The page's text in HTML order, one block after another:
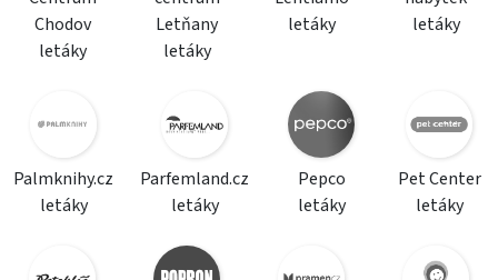
Chodov
letáky
Letňany
letáky
letáky
letáky
Palmknihy.cz
letáky
Parfemland.cz
letáky
Pepco
letáky
Pet Center
letáky